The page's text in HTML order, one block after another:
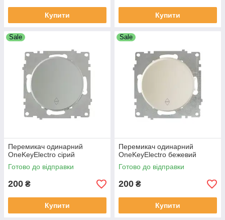
Купити Купити
Sale
Перемикач одинарний
OneKeyElectro сірий
Готово до відправки
200 ₴
Купити
Sale
Перемикач одинарний
OneKeyElectro бежевий
Готово до відправки
200 ₴
Купити